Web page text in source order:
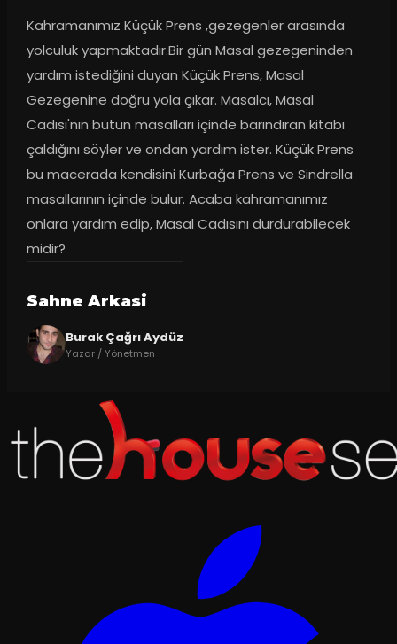
Kahramanımız Küçük Prens ,gezegenler arasında
yolculuk yapmaktadır.Bir gün Masal gezegeninden
yardım istediğini duyan Küçük Prens, Masal
Gezegenine doğru yola çıkar. Masalcı, Masal
Cadısı'nın bütün masalları içinde barındıran kitabı
çaldığını söyler ve ondan yardım ister. Küçük Prens
bu macerada kendisini Kurbağa Prens ve Sindrella
masallarının içinde bulur. Acaba kahramanımız
onlara yardım edip, Masal Cadısını durdurabilecek
midir?
Sahne Arkasi
Burak Çağrı Aydüz
Yazar / Yönetmen